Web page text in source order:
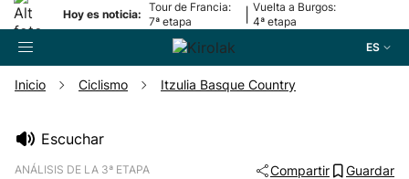
Hoy es noticia:
Tour de Francia:
7ª etapa
Vuelta a Burgos:
4ª etapa
ES
Inicio Ciclismo Itzulia Basque Country
Escuchar
ANÁLISIS DE LA 3ª ETAPA Compartir Guardar